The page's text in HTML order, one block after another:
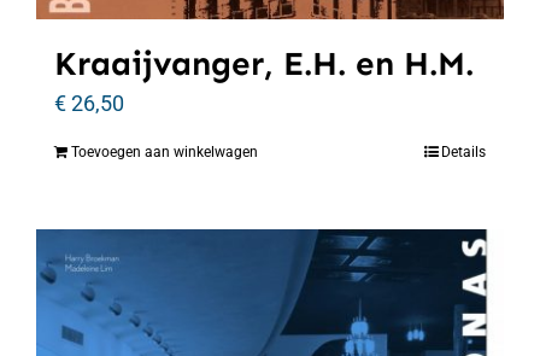
Kraaijvanger, E.H. en H.M.
€26,50
Toevoegen aan winkelwagen Details